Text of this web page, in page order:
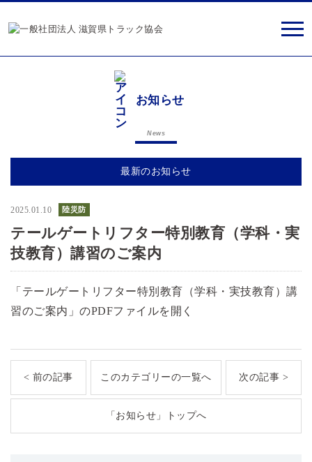
お知らせ
News
最新のお知らせ
2025.01.10 陸災防
テールゲートリフター特別教育（学科・実
技教育）講習のご案内
「テールゲートリフター特別教育（学科・実技教育）講
習のご案内」のPDFファイルを開く
< 前の記事 このカテゴリーの一覧へ 次の記事 >
「お知らせ」トップへ